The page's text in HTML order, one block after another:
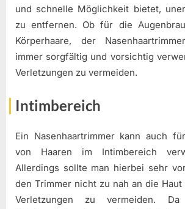
und schnelle Möglichkeit bietet,
zu entfernen. Ob für die
Körperhaare, der
immer sorgfältig und vorsichtig
Verletzungen zu vermeiden.
Intimbereich
Ein Nasenhaartrimmer kann auch
von Haaren im Intimbereich
Allerdings sollte man hierbei sehr
den Trimmer nicht zu nah an die
Verletzungen zu vermeiden.